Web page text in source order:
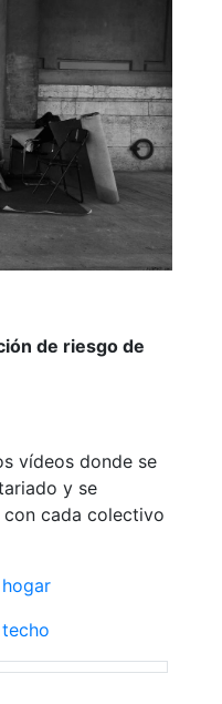
de riesgo de
vídeos donde se
y se
con cada colectivo